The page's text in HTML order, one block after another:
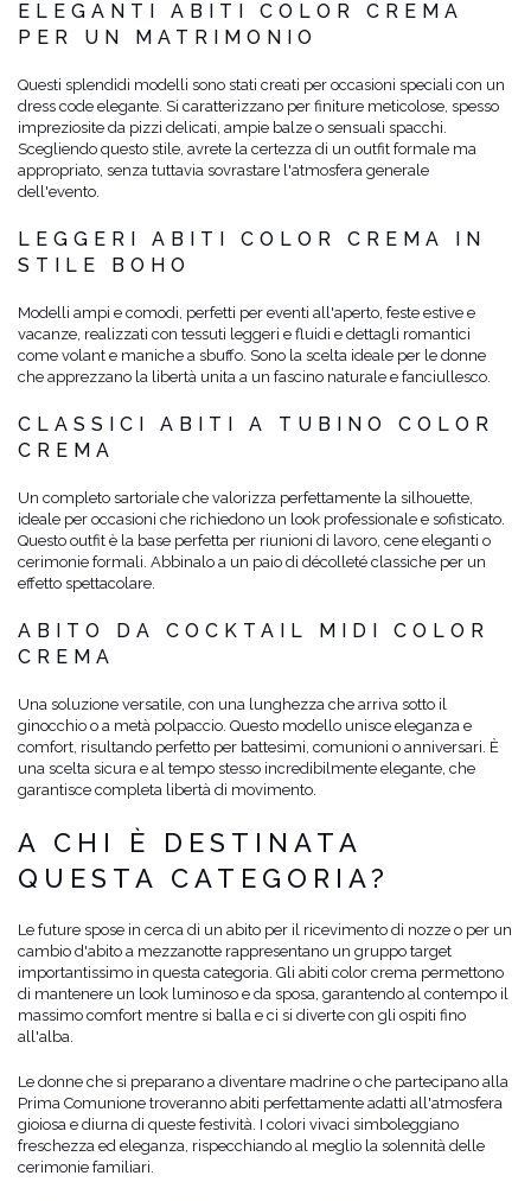
ELEGANTI ABITI COLOR CREMA
PER UN MATRIMONIO
Questi splendidi modelli sono stati creati per occasioni speciali con un
dress code elegante. Si caratterizzano per finiture meticolose, spesso
impreziosite da pizzi delicati, ampie balze o sensuali spacchi.
Scegliendo questo stile, avrete la certezza di un outfit formale ma
appropriato, senza tuttavia sovrastare l'atmosfera generale
dell'evento.
LEGGERI ABITI COLOR CREMA IN
STILE BOHO
Modelli ampi e comodi, perfetti per eventi all'aperto, feste estive e
vacanze, realizzati con tessuti leggeri e fluidi e dettagli romantici
come volant e maniche a sbuffo. Sono la scelta ideale per le donne
che apprezzano la libertà unita a un fascino naturale e fanciullesco.
CLASSICI ABITI A TUBINO COLOR
CREMA
Un completo sartoriale che valorizza perfettamente la silhouette,
ideale per occasioni che richiedono un look professionale e sofisticato.
Questo outfit è la base perfetta per riunioni di lavoro, cene eleganti o
cerimonie formali. Abbinalo a un paio di décolleté classiche per un
effetto spettacolare.
ABITO DA COCKTAIL MIDI COLOR
CREMA
Una soluzione versatile, con una lunghezza che arriva sotto il
ginocchio o a metà polpaccio. Questo modello unisce eleganza e
comfort, risultando perfetto per battesimi, comunioni o anniversari. È
una scelta sicura e al tempo stesso incredibilmente elegante, che
garantisce completa libertà di movimento.
A CHI È DESTINATA
QUESTA CATEGORIA?
Le future spose in cerca di un abito per il ricevimento di nozze o per un
cambio d'abito a mezzanotte rappresentano un gruppo target
importantissimo in questa categoria. Gli abiti color crema permettono
di mantenere un look luminoso e da sposa, garantendo al contempo il
massimo comfort mentre si balla e ci si diverte con gli ospiti fino
all'alba.
Le donne che si preparano a diventare madrine o che partecipano alla
Prima Comunione troveranno abiti perfettamente adatti all'atmosfera
gioiosa e diurna di queste festività. I ​​colori vivaci simboleggiano
freschezza ed eleganza, rispecchiando al meglio la solennità delle
cerimonie familiari.